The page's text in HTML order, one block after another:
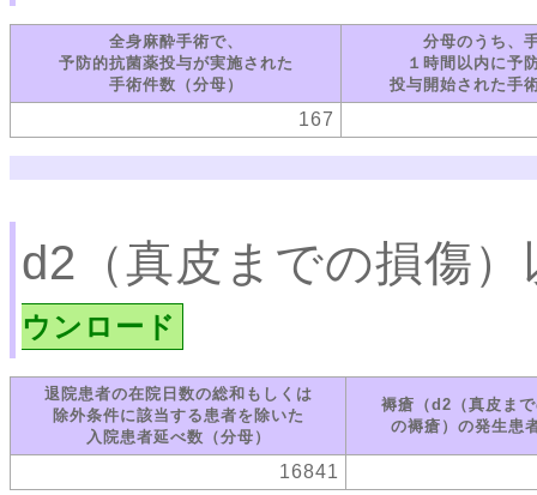
全身麻酔手術で、
予防的抗菌薬投与が実施された
手術件数（分母）
分母のうち、
１時間以内に予
投与開始された手
167
d2（真皮までの損傷
ウンロード
退院患者の在院日数の総和もしくは
除外条件に該当する患者を除いた
入院患者延べ数（分母）
褥瘡（d2（真皮ま
の褥瘡）の発生患
16841